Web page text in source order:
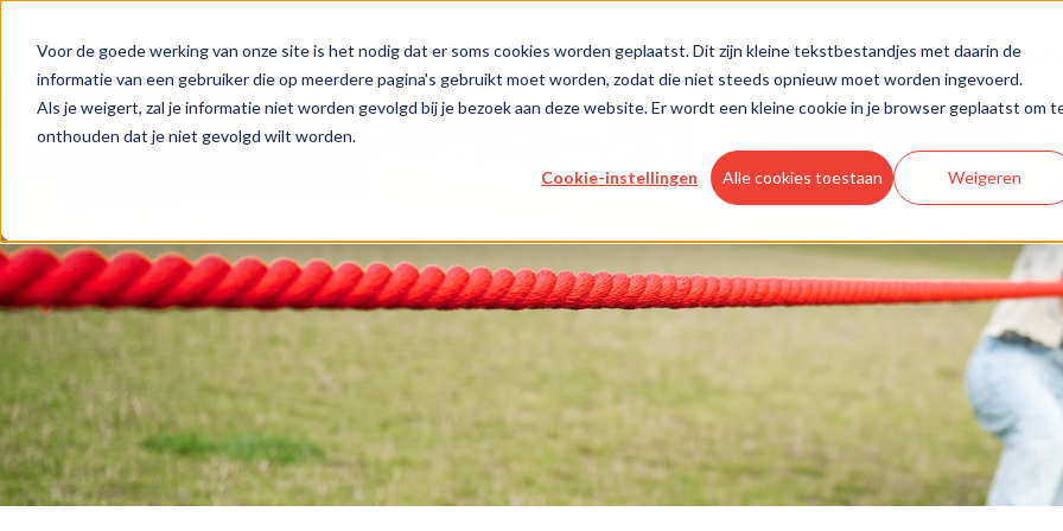
Voor de goede werking van onze site is het nodig dat er soms cookies worden geplaatst. Dit zijn kleine tekstbestandjes met daarin de
informatie van een gebruiker die op meerdere pagina's gebruikt moet worden, zodat die niet steeds opnieuw moet worden ingevoerd.
Als je weigert, zal je informatie niet worden gevolgd bij je bezoek aan deze website. Er wordt een kleine cookie in je browser geplaatst om
onthouden dat je niet gevolgd wilt worden.
Cookie-instellingen Alle cookies toestaan Weigeren
Nieuws